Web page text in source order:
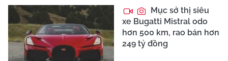
Mục sở thị siêu
xe Bugatti Mistral odo
hơn 500 km, rao bán hơn
249 tỷ đồng